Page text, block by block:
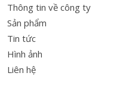
Thông tin về công ty
Sản phẩm
Tin tức
Hình ảnh
Liên hệ